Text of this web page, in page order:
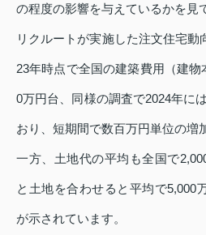
の程度の影響を与えているかを見
リクルートが実施した注文住宅動
23年時点で全国の建築費用（建
0万円台、同様の調査で2024年に
おり、短期間で数百万円単位の増
一方、土地代の平均も全国で
と土地を合わせると平均で5,000
が示されています。